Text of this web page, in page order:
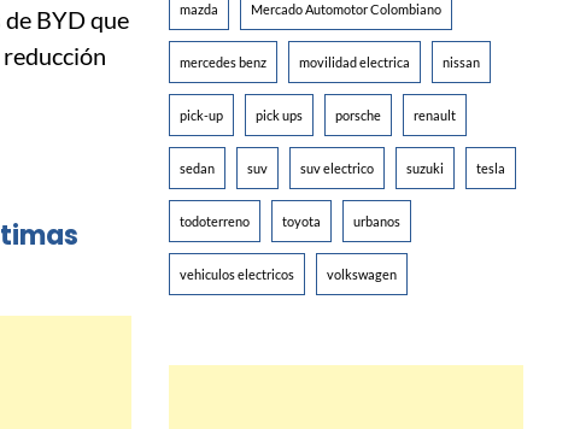
de BYD que
reducción
mazda Mercado Automotor Colombiano
mercedes benz movilidad electrica nissan
pick-up pick ups porsche renault
sedan suv suv electrico suzuki tesla
todoterreno toyota urbanos
vehiculos electricos volkswagen